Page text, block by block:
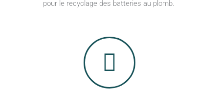
pour le recyclage des batteries au plomb.